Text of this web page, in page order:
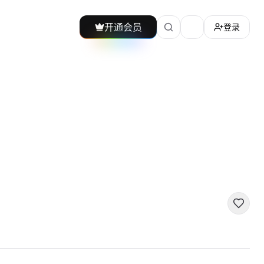
开通会员 加载主题切换
登录